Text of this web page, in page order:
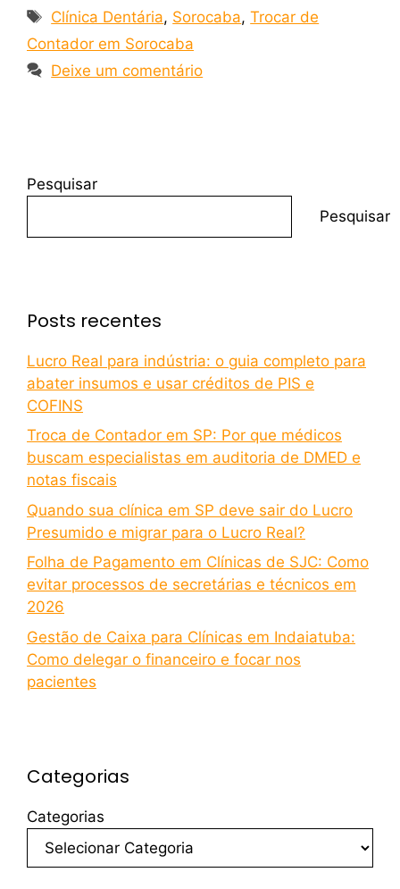
Clínica Dentária, Sorocaba,Trocar de
Contador em Sorocaba
Deixe um comentário
Pesquisar
Pesquisar
Posts recentes
Lucro Real para indústria: o guia completo para
abater insumos e usar créditos de PIS e
COFINS
Troca de Contador em SP: Por que médicos
buscam especialistas em auditoria de DMED e
notas fiscais
Quando sua clínica em SP deve sair do Lucro
Presumido e migrar para o Lucro Real?
Folha de Pagamento em Clínicas de SJC: Como
evitar processos de secretárias e técnicos em
2026
Gestão de Caixa para Clínicas em Indaiatuba:
Como delegar o financeiro e focar nos
pacientes
Categorias
Categorias